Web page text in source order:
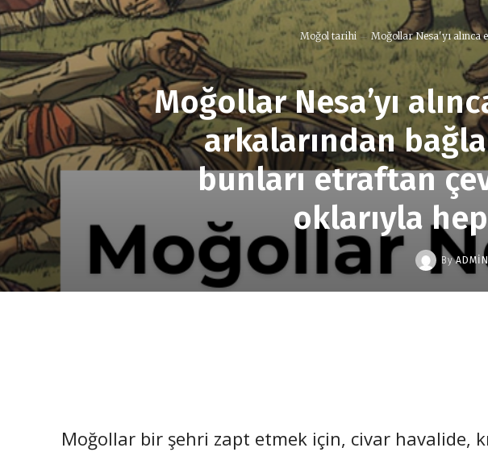
Moğol tarihi Moğollar Nesa'yı alınca
Moğollar Nesa’yı
arkalarından
bunları etraftan
oklarıyla
By ADMIN
Moğollar bir şehri zapt etmek için, civar havalide,